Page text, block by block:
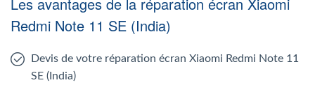
Redmi Note 11 SE (India)
Devis de votre réparation écran Xiaomi Redmi Note 11
SE (India)